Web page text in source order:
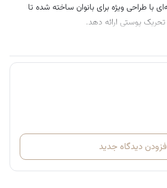
با طراحی ویژه برای بانوان ساخته شده تا
پوستی ارائه دهد.
دیدگاه جدید